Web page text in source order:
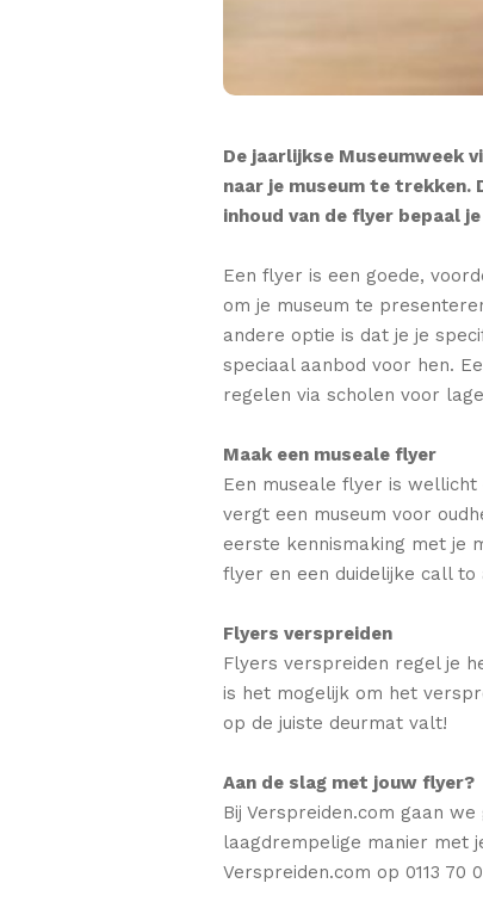
De jaarlijkse Museumweek
naar je museum te
inhoud van de flyer bepaal
Een flyer is een goede,
om je museum te
andere optie is dat je je
speciaal aanbod voor hen.
regelen via scholen voor
Maak een museale flyer
Een museale flyer is
vergt een museum voor
eerste kennismaking met je
flyer en een duidelijke call to
Flyers verspreiden
Flyers verspreiden regel je
is het mogelijk om het
op de juiste deurmat valt!
Aan de slag met jouw flyer?
Bij Verspreiden.com gaan
laagdrempelige manier met
Verspreiden.com op 0113 70